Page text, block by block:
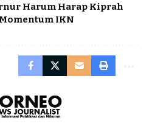
Harum Harap Kiprah
IKN